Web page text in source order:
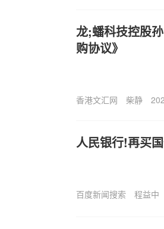
龙;蟠科技控股
购协议》
香港文汇网 柴静
人民银行!再买
百度新闻搜索 程益中